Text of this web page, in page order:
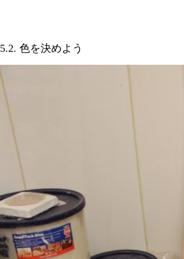
5.2. 色を決めよう